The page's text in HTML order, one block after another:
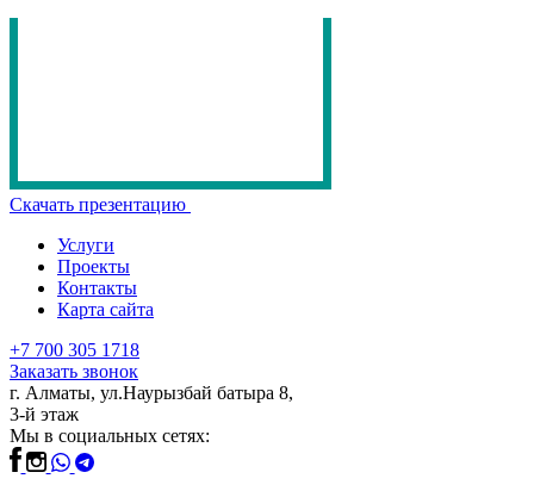
Скачать презентацию
Услуги
Проекты
Контакты
Карта сайта
+7 700 305 1718
Заказать звонок
г. Алматы, ул.Наурызбай батыра 8,
3-й этаж
Мы в социальных сетях: